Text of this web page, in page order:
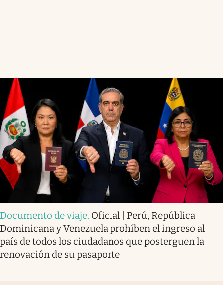
Documento de viaje. Oficial | Perú, República
Dominicana y Venezuela prohíben el ingreso al
país de todos los ciudadanos que posterguen la
renovación de su pasaporte